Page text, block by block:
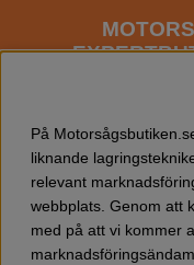
fokus mot
motorsågar. Vi
Husqvarna
du kan behöva
skogsskötsel.
På
liknande
relevant
webbplats. Genom att
med på att vi kommer